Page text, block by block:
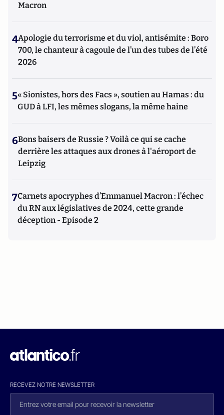
Macron
4Apologie du terrorisme et du viol, antisémite : Boro
700, le chanteur à cagoule de l’un des tubes de l’été
2026
5« Sionistes, hors des Facs », soutien au Hamas : du
GUD à LFI, les mêmes slogans, la même haine
6Bons baisers de Russie ? Voilà ce qui se cache
derrière les attaques aux drones à l'aéroport de
Leipzig
7Carnets apocryphes d’Emmanuel Macron : l’échec
du RN aux législatives de 2024, cette grande
déception - Episode 2
RECEVEZ NOTRE NEWSLETTER